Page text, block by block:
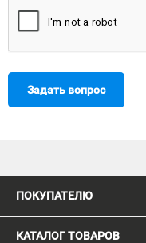
Задать вопрос
ПОКУПАТЕЛЮ
КАТАЛОГ ТОВАРОВ